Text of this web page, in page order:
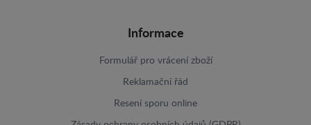
Informace
Formulář pro vrácení zboží
Reklamační řád
Resení sporu online